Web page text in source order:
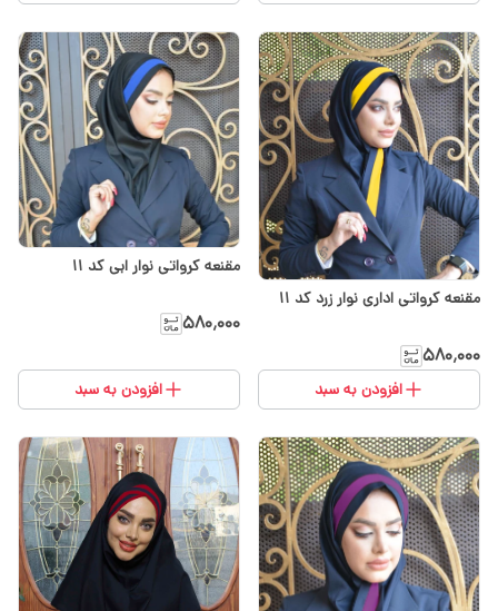
مقنعه کرواتی اداری نوار زرد کد ۱۱
۵۸۰٬۰۰۰
افزودن به سبد
مقنعه کرواتی نوار ابی کد ۱۱
۵۸۰٬۰۰۰
افزودن به سبد